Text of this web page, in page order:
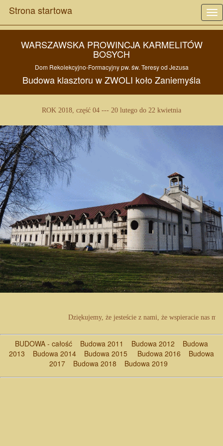
Strona startowa
WARSZAWSKA PROWINCJA KARMELITÓW
BOSYCH
Dom Rekolekcyjno-Formacyjny pw. św. Teresy od Jezusa
Budowa klasztoru wZWOLI kołoZaniemyśla
ROK 2018, część 04 --- 20 lutego do 22 kwietnia
Dziękujemy, że jesteście z nami, że wspieracie nas
BUDOWA - całość Budowa 2011 Budowa 2012
Budowa
2013
Budowa 2014 Budowa 2015 Budowa 2016
Budowa
2017
Budowa 2018 Budowa 2019